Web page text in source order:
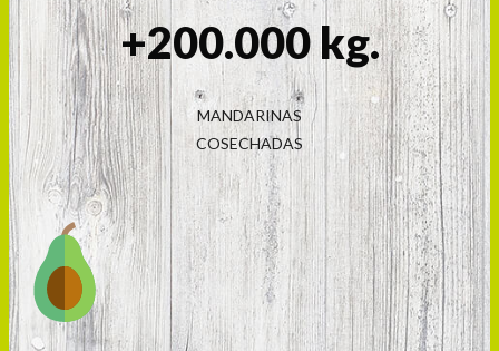
+200.000 kg.
MANDARINAS
COSECHADAS